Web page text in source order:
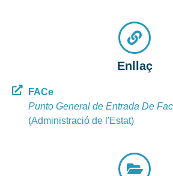
Enllaç
FACe
Punto General de Entrada De
(Administració de l'Estat)